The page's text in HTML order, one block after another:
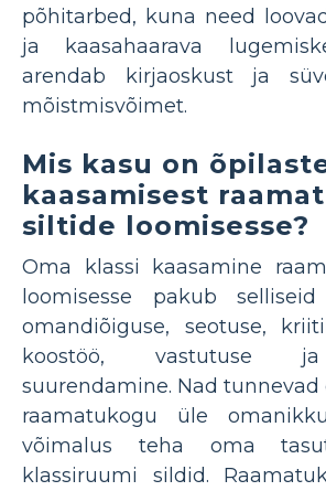
põhitarbed, kuna need
ja kaasahaarava
arendab kirjaoskust ja
mõistmisvõimet.
Mis kasu on
kaasamisest
siltide loomisesse?
Oma klassi kaasamine
loomisesse pakub
omandiõiguse, seotuse,
koostöö, vastutuse
suurendamine. Nad
raamatukogu üle
võimalus teha oma
klassiruumi sildid.